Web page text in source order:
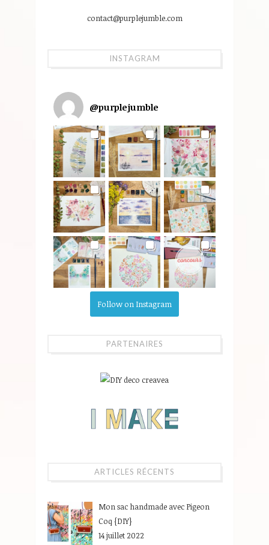
contact@purplejumble.com
INSTAGRAM
@purplejumble
Follow on Instagram
PARTENAIRES
ARTICLES RÉCENTS
Mon sac handmade avec Pigeon
Coq {DIY}
14 juillet 2022